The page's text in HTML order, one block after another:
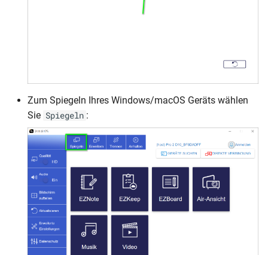
Zum Spiegeln Ihres Windows/macOS Geräts wählen
Sie Spiegeln :